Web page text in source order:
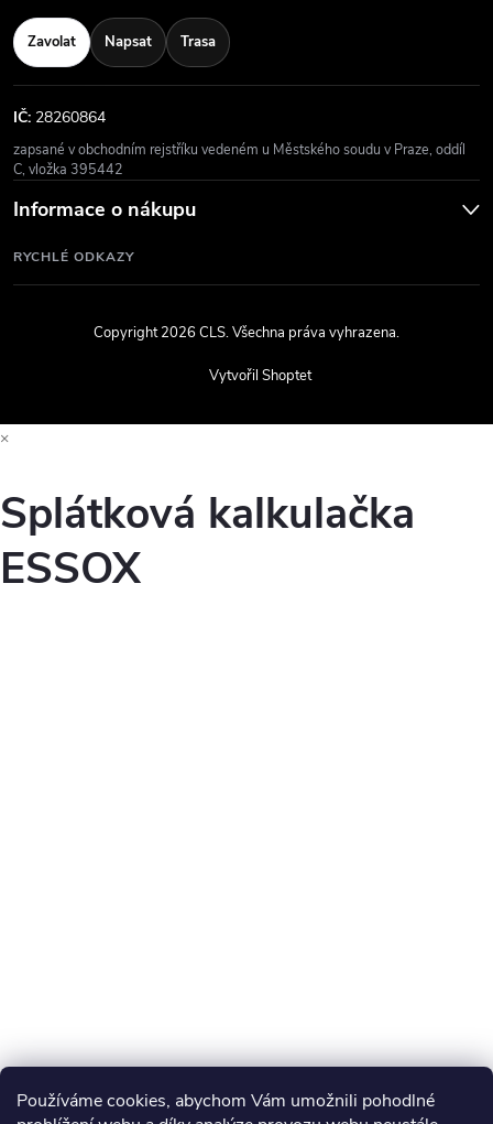
Používáme cookies, abychom Vám umožnili pohodlné
Zavolat Napsat Trasa
IČ: 28260864
zapsané v obchodním rejstříku vedeném u Městského soudu v Praze, oddíl
C, vložka 395442
Informace o nákupu
RYCHLÉ ODKAZY
Vytvořil Shoptet
Copyright 2026CLS. Všechna práva vyhrazena.
×
Splátková kalkulačka
ESSOX